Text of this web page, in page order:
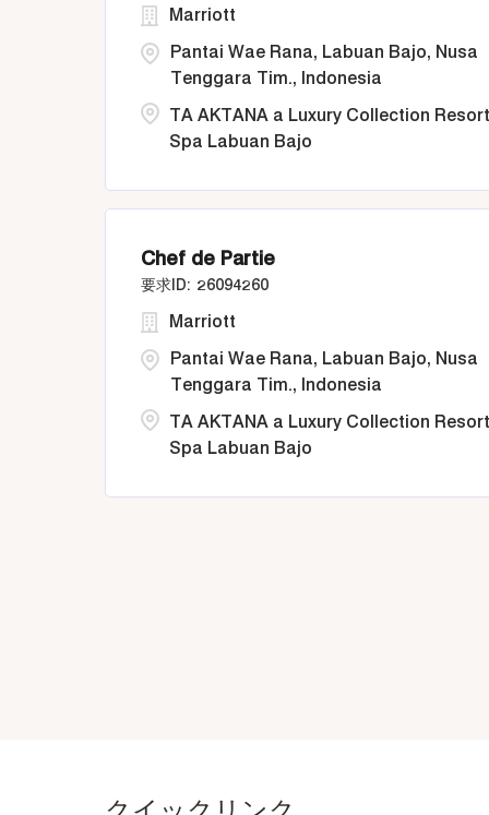
Pantai Wae Rana, Labuan Bajo, Nusa
Tenggara Tim., Indonesia
Marriott
TA AKTANA a Luxury Collection
Spa Labuan Bajo
Chef de Partie
26094260
Pantai Wae Rana, Labuan Bajo, Nusa
Tenggara Tim., Indonesia
Marriott
TA AKTANA a Luxury Collection
Spa Labuan Bajo